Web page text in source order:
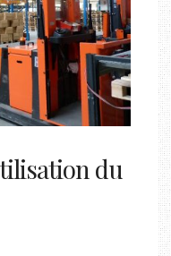
du